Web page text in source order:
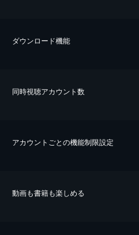
ダウンロード機能
同時視聴アカウント数
アカウントごとの機能制限設定
動画も書籍も楽しめる